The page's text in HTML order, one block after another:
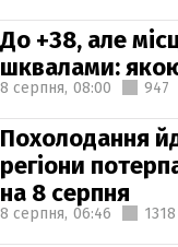
До +38, але
шквалами:
8 серпня, 08:00 947
Похолодання
регіони
на 8 серпня
8 серпня, 06:46 1318